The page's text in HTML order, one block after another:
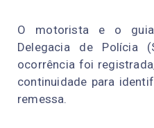
O motorista e o
Delegacia de Polícia
ocorrência foi
continuidade para
remessa.